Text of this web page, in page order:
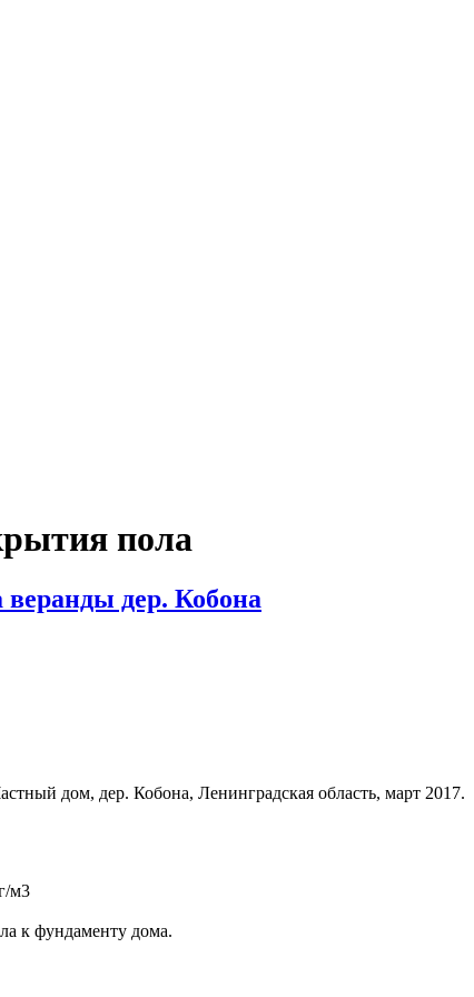
пола
дер. Кобона
дом, дер. Кобона, Ленинградская область, март 2017.
м3
к фундаменту дома.